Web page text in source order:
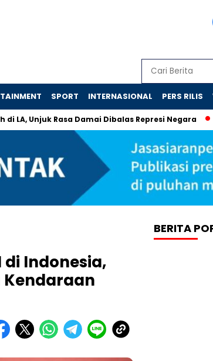
SPORT INTERNASIONAL PERS RILIS
Rasa Damai Dibalas Represi Negara
di Indonesia,
Kendaraan
BERITA